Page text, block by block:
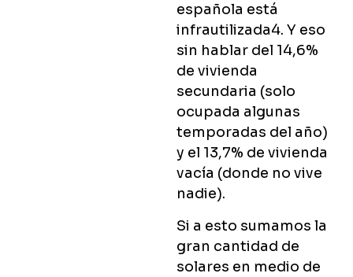
española está
infrautilizada4. Y eso
sin hablar del 14,6%
de vivienda
secundaria (solo
ocupada algunas
temporadas del año)
y el 13,7% de vivienda
vacía (donde no vive
nadie).
Si a esto sumamos la
gran cantidad de
solares en medio de